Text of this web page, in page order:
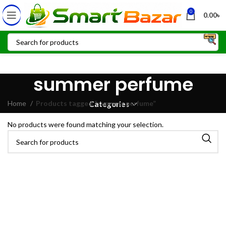
0 0.00৳
summer perfume
Categories
Home Products tagged “summer perfume”
No products were found matching your selection.